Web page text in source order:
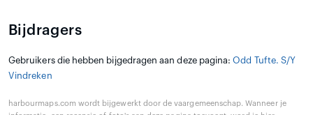
Bijdragers
Gebruikers die hebben bijgedragen aan deze pagina:Odd Tufte. S/Y
Vindreken
harbourmaps.com wordt bijgewerkt door de vaargemeenschap. Wanneer je